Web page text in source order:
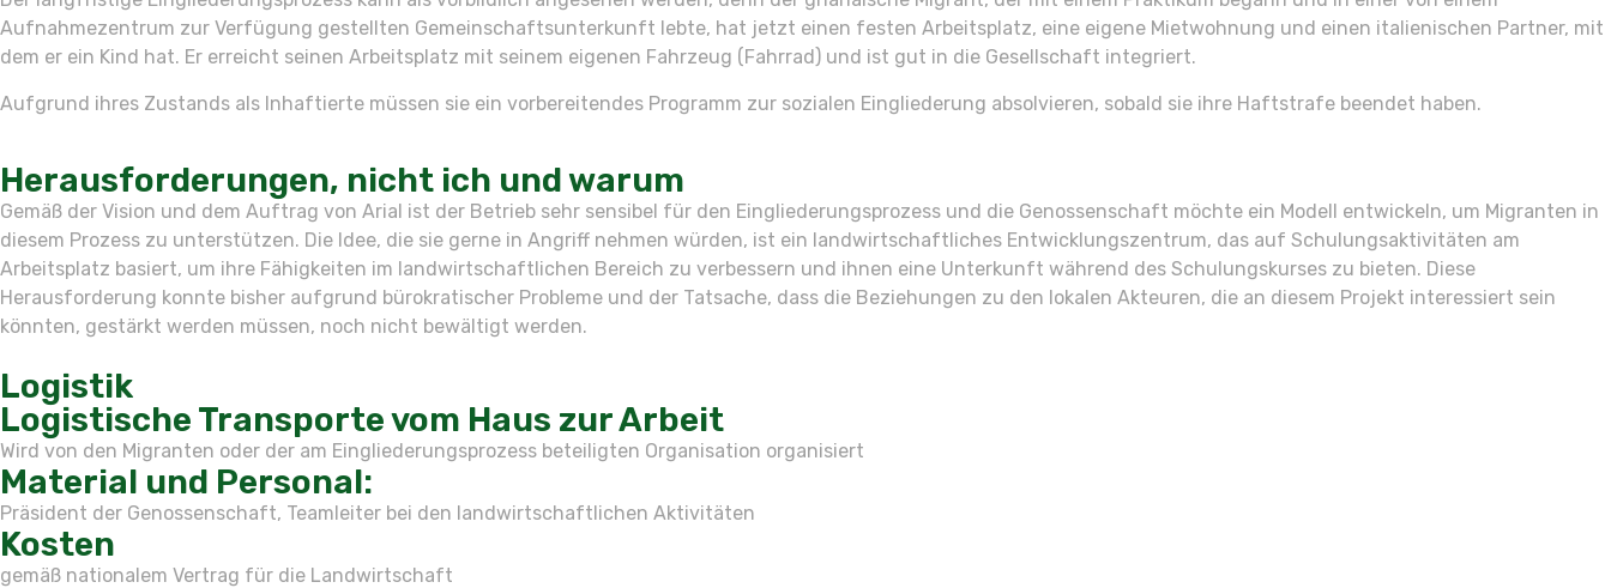
Aufnahmezentrum zur Verfügung gestellten Gemeinschaftsunterkunft lebte, hat jetzt einen festen Arbeitsplatz, eine eigene Mietwohnung und einen italienischen Partner, mit
dem er ein Kind hat. Er erreicht seinen Arbeitsplatz mit seinem eigenen Fahrzeug (Fahrrad) und ist gut in die Gesellschaft integriert.
Aufgrund ihres Zustands als Inhaftierte müssen sie ein vorbereitendes Programm zur sozialen Eingliederung absolvieren, sobald sie ihre Haftstrafe beendet haben.
Herausforderungen, nicht ich und warum
Gemäß der Vision und dem Auftrag von Arial ist der Betrieb sehr sensibel für den Eingliederungsprozess und die Genossenschaft möchte ein Modell entwickeln, um Migranten in
diesem Prozess zu unterstützen. Die Idee, die sie gerne in Angriff nehmen würden, ist ein landwirtschaftliches Entwicklungszentrum, das auf Schulungsaktivitäten am
Arbeitsplatz basiert, um ihre Fähigkeiten im landwirtschaftlichen Bereich zu verbessern und ihnen eine Unterkunft während des Schulungskurses zu bieten. Diese
Herausforderung konnte bisher aufgrund bürokratischer Probleme und der Tatsache, dass die Beziehungen zu den lokalen Akteuren, die an diesem Projekt interessiert sein
könnten, gestärkt werden müssen, noch nicht bewältigt werden.
Logistik
Logistische Transporte vom Haus zur Arbeit
Wird von den Migranten oder der am Eingliederungsprozess beteiligten Organisation organisiert
Material und Personal:
Präsident der Genossenschaft, Teamleiter bei den landwirtschaftlichen Aktivitäten
Kosten
gemäß nationalem Vertrag für die Landwirtschaft